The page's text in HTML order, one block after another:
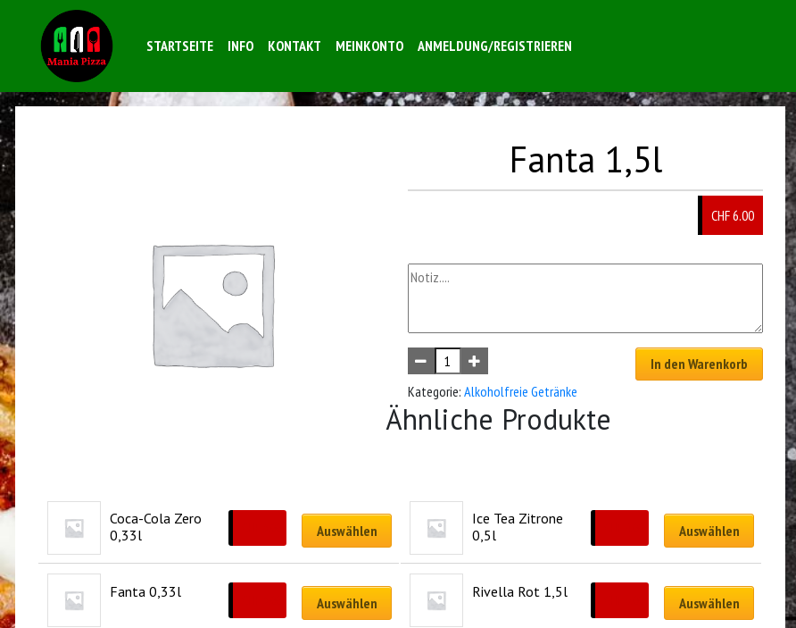
STARTSEITE INFO KONTAKT MEINKONTO ANMELDUNG/REGISTRIEREN
Fanta 1,5l
CHF 6.00
In den Warenkorb
Kategorie: Alkoholfreie Getränke
Ähnliche Produkte
Coca-Cola Zero
0,33l
Auswählen
Ice Tea Zitrone
0,5l
Auswählen
Fanta 0,33l
Auswählen
Rivella Rot 1,5l
Auswählen